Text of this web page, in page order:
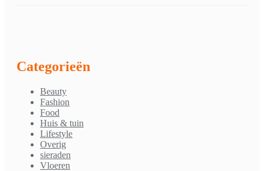
Categorieën
Beauty
Fashion
Food
Huis & tuin
Lifestyle
Overig
sieraden
Vloeren